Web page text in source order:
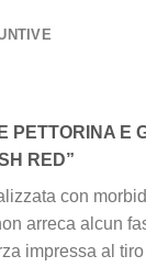
PETTORINA E
RED”
con
arreca alcun
impressa al